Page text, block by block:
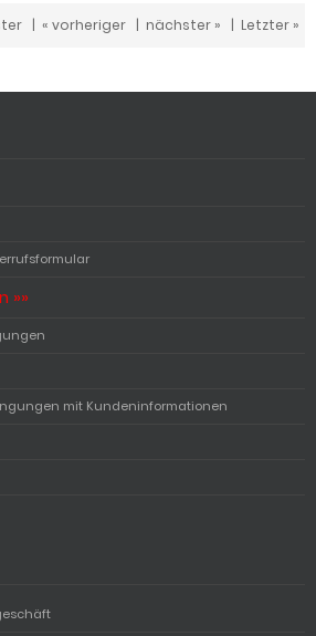
| « vorheriger | nächster » | Letzter »
»»
mit Kundeninformationen